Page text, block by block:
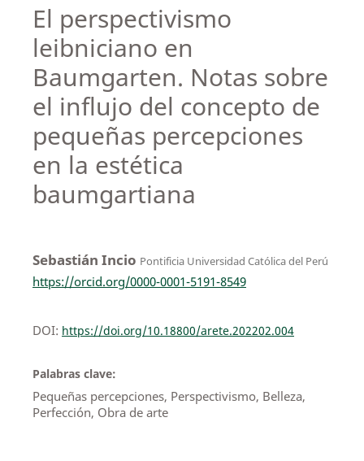
El perspectivismo
leibniciano en
Baumgarten. Notas sobre
el influjo del concepto de
pequeñas percepciones
en la estética
baumgartiana
Sebastián Incio Pontificia Universidad Católica del Perú
https://orcid.org/0000-0001-5191-8549
DOI: https://doi.org/10.18800/arete.202202.004
Palabras clave:
Pequeñas percepciones, Perspectivismo, Belleza,
Perfección, Obra de arte